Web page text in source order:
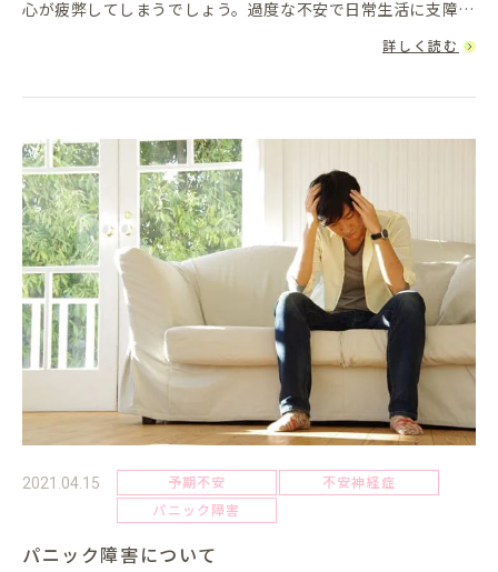
心が疲弊してしまうでしょう。過度な不安で日常生活に支障が
及んでいる状態は、「全般不安症」という病気かもしれませ
詳しく読む
2021.04.15 予期不安
不安神経症
パニック障害
パニック障害について